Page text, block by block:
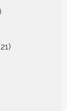
producten
21
producten